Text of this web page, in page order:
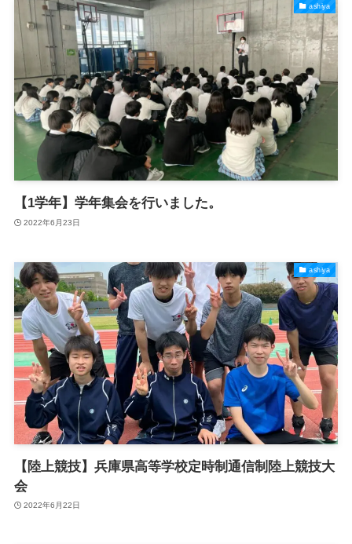
ashiya
【1学年】学年集会を行いました。
2022年6月23日
ashiya
【陸上競技】兵庫県高等学校定時制通信制陸上競技大
会
2022年6月22日